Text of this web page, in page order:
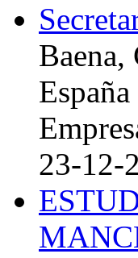
Baena,
España
23-12-